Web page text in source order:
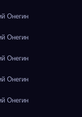
Онегин
Онегин
Онегин
Онегин
Онегин